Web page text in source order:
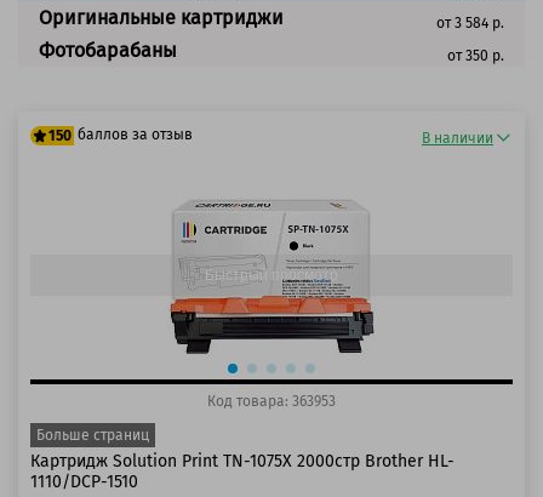
Оригинальные картриджи от 3 584 р.
Фотобарабаны от 350 р.
150 баллов за отзыв В наличии
Быстрый просмотр
Код товара: 363953
Больше страниц
Картридж Solution Print TN-1075X 2000стр Brother HL-
1110/DCP-1510